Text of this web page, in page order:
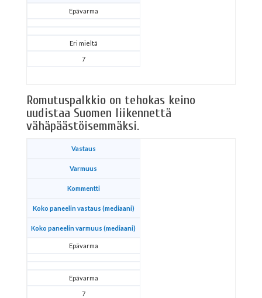
Epävarma
Eri mieltä
7
Romutuspalkkio on tehokas keino
uudistaa Suomen liikennettä
vähäpäästöisemmäksi.
Vastaus
Varmuus
Kommentti
Koko paneelin vastaus (mediaani)
Koko paneelin varmuus (mediaani)
Epävarma
Epävarma
7